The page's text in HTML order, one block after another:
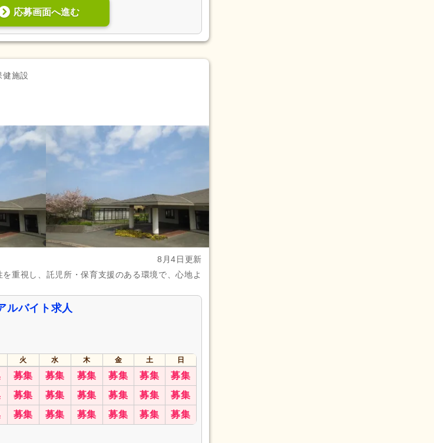
応募画面へ進む
健施設
8月4日更新
重視し、託児所・保育支援のある環境で、心地よ
ルバイト求人
火 水 木 金 土 日
募集 募集 募集 募集 募集 募集
募集 募集 募集 募集 募集 募集
募集 募集 募集 募集 募集 募集